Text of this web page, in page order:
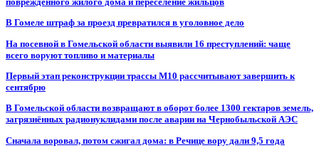
В Гомеле штраф за проезд превратился в уголовное дело
На посевной в Гомельской области выявили 16 преступлений: чаще
всего воруют топливо и материалы
Первый этап реконструкции трассы М10 рассчитывают завершить к
сентябрю
В Гомельской области возвращают в оборот более 1300 гектаров земель,
загрязнённых радионуклидами после аварии на Чернобыльской АЭС
Сначала воровал, потом сжигал дома: в Речице вору дали 9,5 года